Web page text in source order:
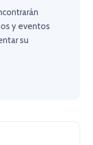
y eventos
su